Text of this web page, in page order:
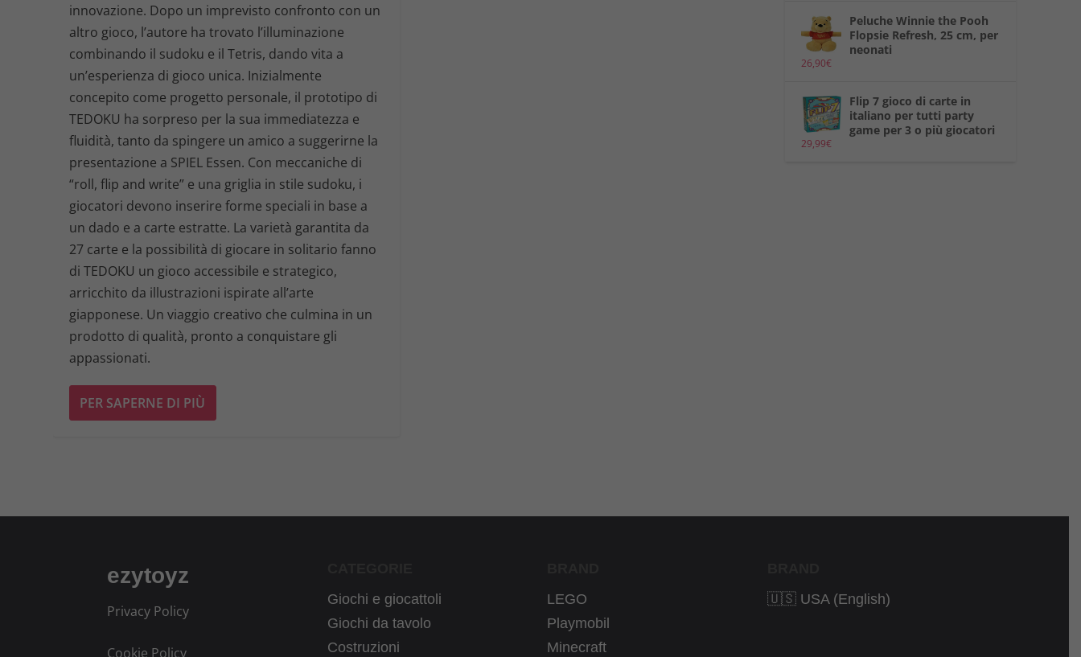
innovazione. Dopo un imprevisto confronto con un
altro gioco, l’autore ha trovato l’illuminazione
combinando il sudoku e il Tetris, dando vita a
un’esperienza di gioco unica. Inizialmente
concepito come progetto personale, il prototipo di
TEDOKU ha sorpreso per la sua immediatezza e
fluidità, tanto da spingere un amico a suggerirne la
presentazione a SPIEL Essen. Con meccaniche di
“roll, flip and write” e una griglia in stile sudoku, i
giocatori devono inserire forme speciali in base a
un dado e a carte estratte. La varietà garantita da
27 carte e la possibilità di giocare in solitario fanno
di TEDOKU un gioco accessibile e strategico,
arricchito da illustrazioni ispirate all’arte
giapponese. Un viaggio creativo che culmina in un
prodotto di qualità, pronto a conquistare gli
appassionati.
PER SAPERNE DI PIÙ
Peluche Winnie the Pooh
Flopsie Refresh, 25 cm, per
neonati
26,90€
Flip 7 gioco di carte in
italiano per tutti party
game per 3 o più giocatori
29,99€
ezytoyz
Privacy Policy
Cookie Policy
Giochi e giocattoli
Giochi da tavolo
Costruzioni
LEGO
Playmobil
Minecraft
🇺🇸 USA (English)